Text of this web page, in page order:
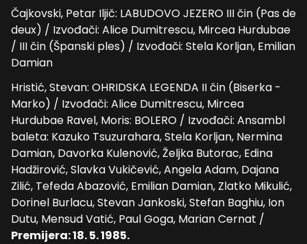
Čajkovski, Petar Iljič: LABUDOVO JEZERO III čin (Pas de
deux) / Izvođači: Alice Dumitrescu, Mircea Hurdubae
/ III čin (Španski ples) / Izvođači: Stela Korljan, Emilian
Damian
Hristić, Stevan: OHRIDSKA LEGENDA II čin (Biserka -
Marko) / Izvođači: Alice Dumitrescu, Mircea
Hurdubae Ravel, Moris: BOLERO / Izvođači: Ansambl
baleta: Kazuko Tsuzurahara, Stela Korljan, Nermina
Damian, Davorka Kulenović, Željka Butorac, Edina
Hadžirović, Slavka Vukičević, Angela Adam, Dajana
Zilić, Tefeda Abazović, Emilian Damian, Zlatko Mikulić,
Dorinel Burlacu, Stevan Jankoski, Stefan Baghiu, Ion
Dutu, Mensud Vatić, Paul Goga, Marian Cernat /
Premijera: 18. 5. 1985.